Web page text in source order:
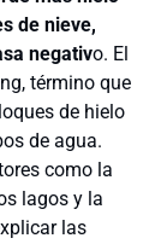
de nieve,
negativo. El
término que
de hielo
de agua.
como la
lagos y la
las